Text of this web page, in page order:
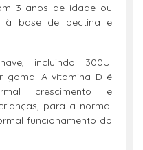
3 anos de idade ou
à base de pectina e
incluindo 300UI
goma. A vitamina D é
crescimento e
para a normal
funcionamento do